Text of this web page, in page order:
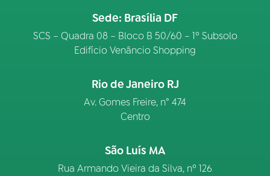
Sede: Brasília DF
SCS – Quadra 08 – Bloco B 50/60 – 1º Subsolo
Edifício Venâncio Shopping
Rio de Janeiro RJ
Av. Gomes Freire, n° 474
Centro
São Luís MA
Rua Armando Vieira da Silva, nº 126